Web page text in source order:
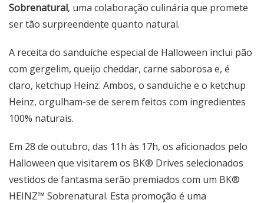
Sobrenatural, uma colaboração culinária que promete
ser tão surpreendente quanto natural.
A receita do sanduíche especial de Halloween inclui pão
com gergelim, queijo cheddar, carne saborosa e, é
claro, ketchup Heinz. Ambos, o sanduíche e o ketchup
Heinz, orgulham-se de serem feitos com ingredientes
100% naturais.
Em 28 de outubro, das 11h às 17h, os aficionados pelo
Halloween que visitarem os BK® Drives selecionados
vestidos de fantasma serão premiados com um BK®
HEINZ™ Sobrenatural. Esta promoção é uma